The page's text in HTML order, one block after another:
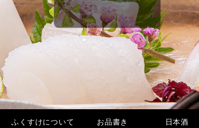
ふくすけについて お品書き 日本酒